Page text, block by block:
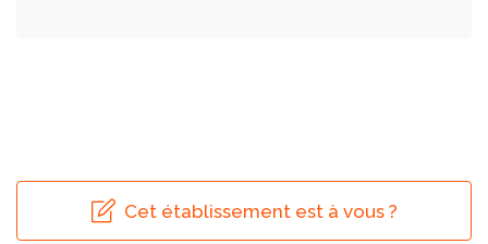
Cet établissement est à vous ?